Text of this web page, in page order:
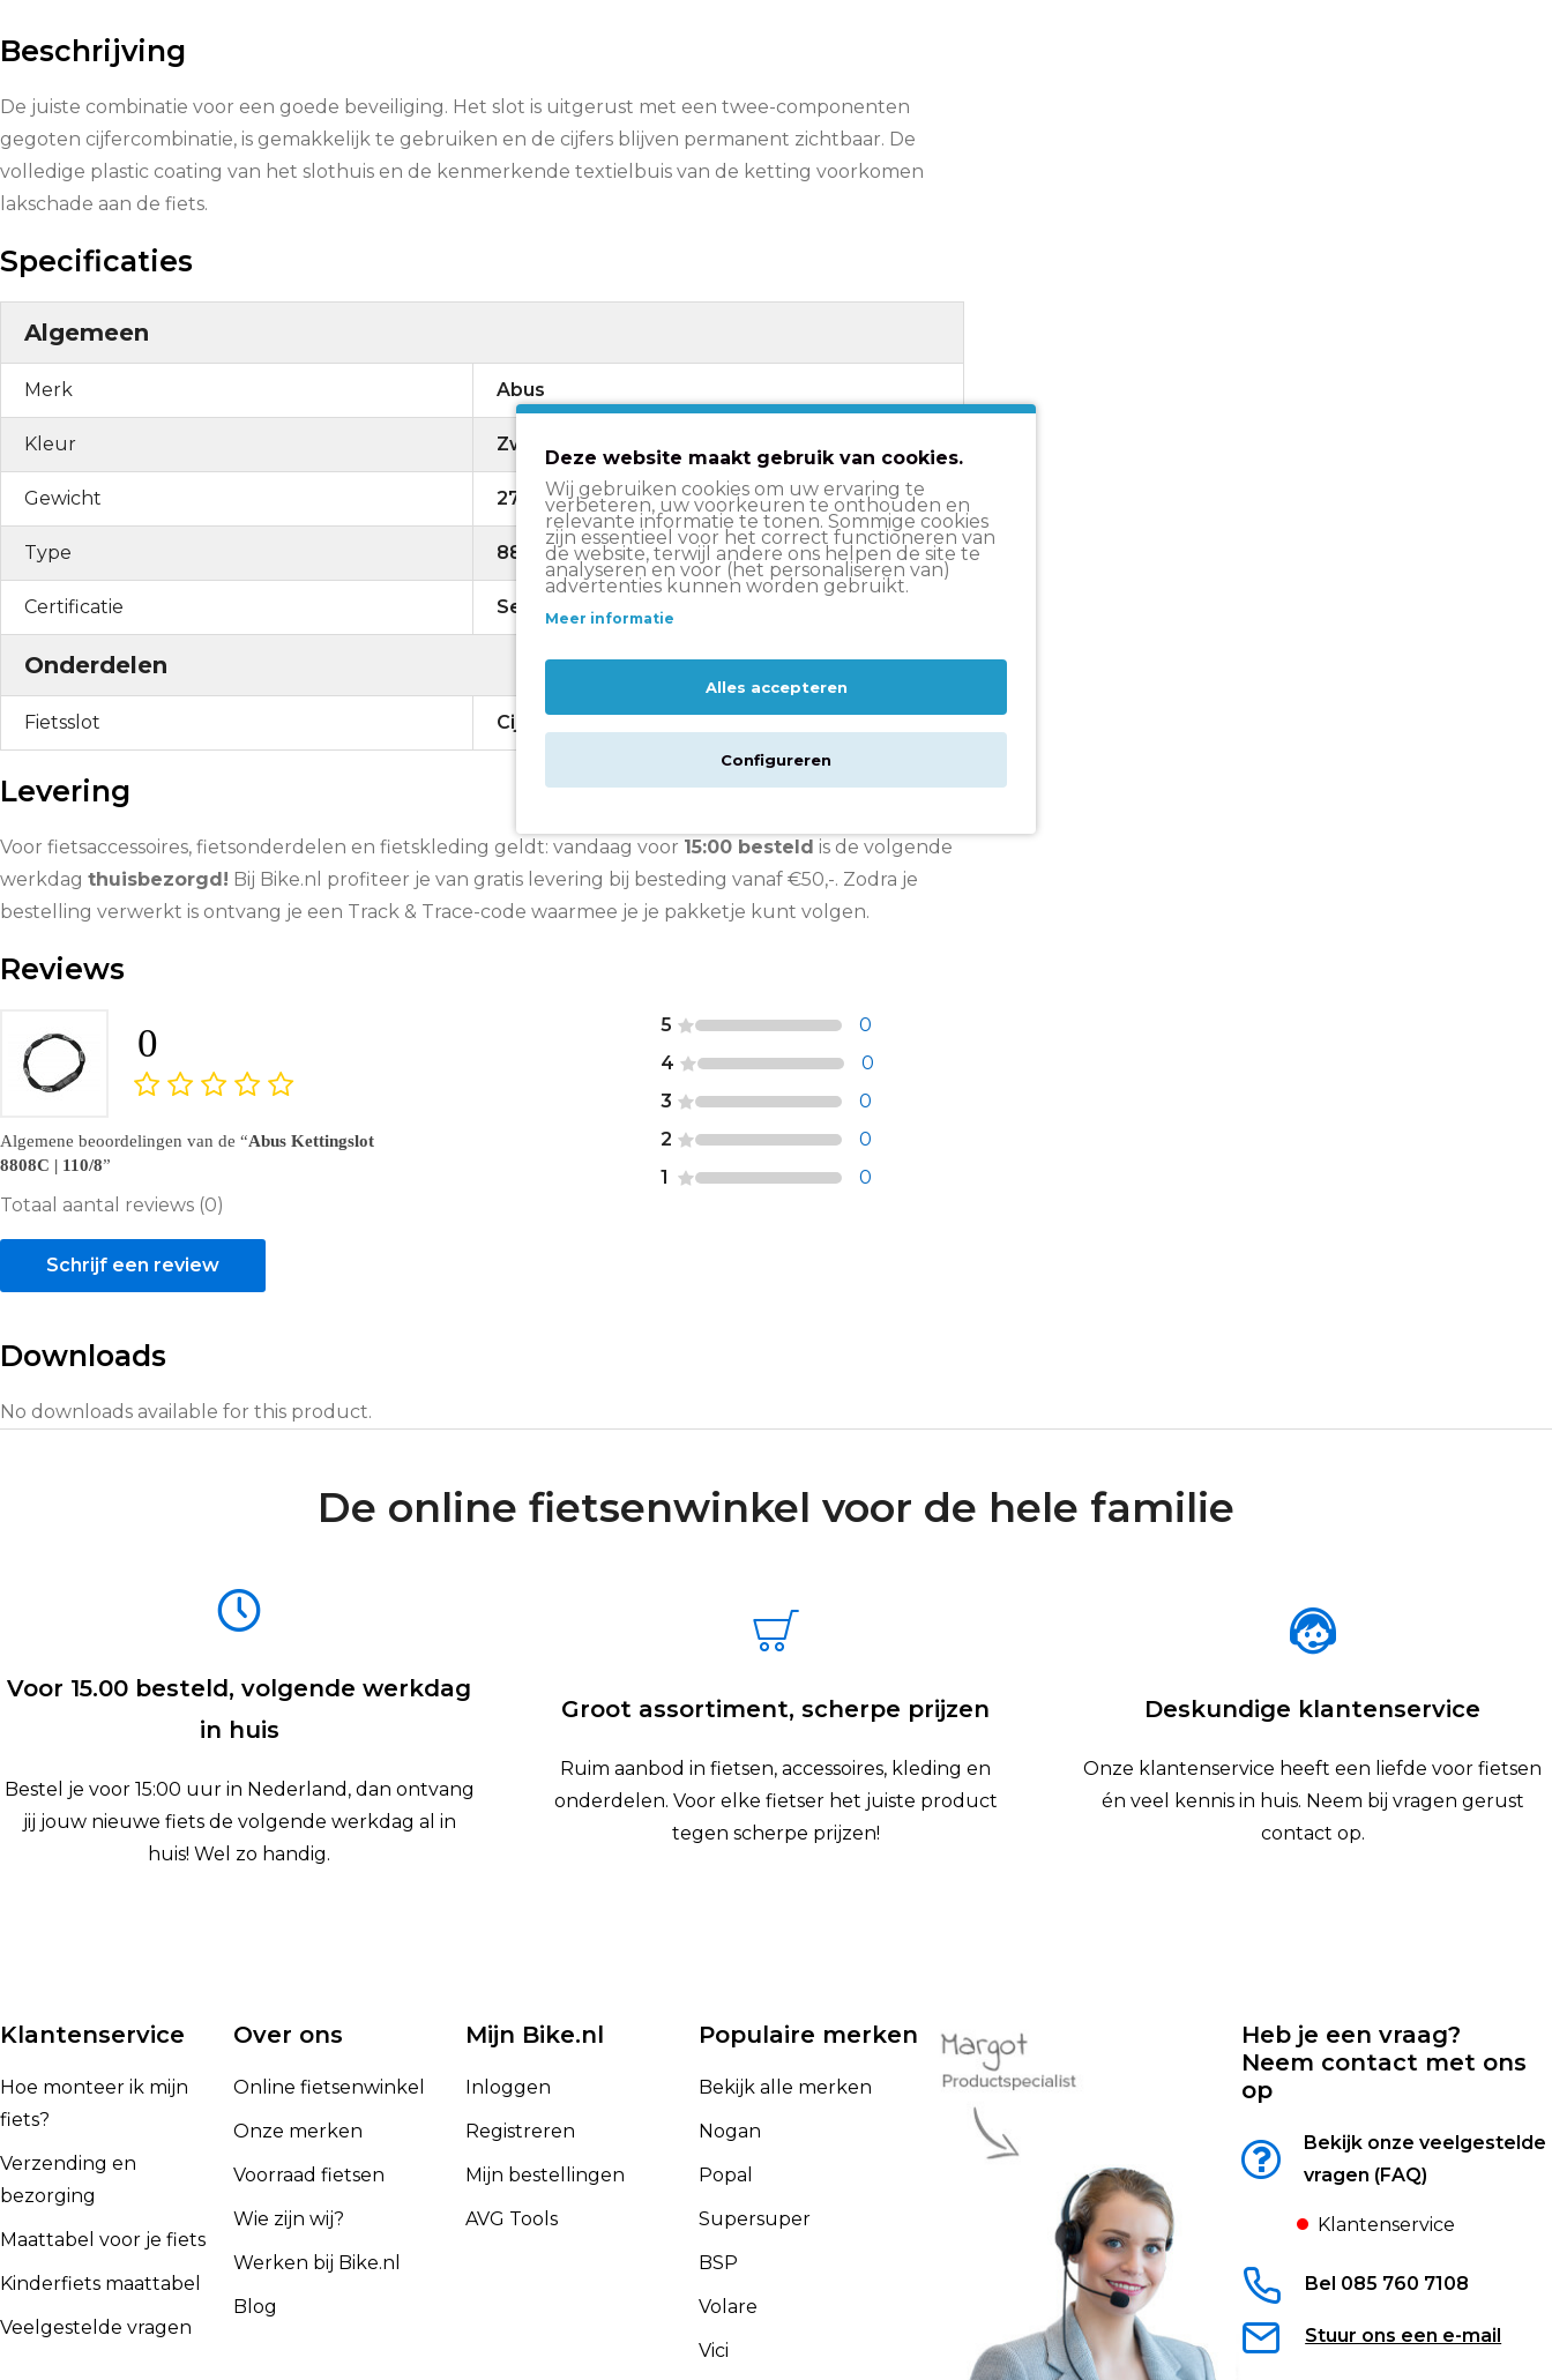
Beschrijving
De juiste combinatie voor een goede beveiliging. Het slot is uitgerust met een twee-componenten
gegoten cijfercombinatie, is gemakkelijk te gebruiken en de cijfers blijven permanent zichtbaar. De
volledige plastic coating van het slothuis en de kenmerkende textielbuis van de ketting voorkomen
lakschade aan de fiets.
Specificaties
Algemeen
Merk Abus
Kleur Zwart
Gewicht 2766 gram
Type 8808C
Certificatie Security level: 9
Onderdelen
Fietsslot Cijferslot
Levering
Voor fietsaccessoires, fietsonderdelen en fietskleding geldt: vandaag voor 15:00 besteld is de volgende
werkdag thuisbezorgd! Bij Bike.nl profiteer je van gratis levering bij besteding vanaf €50,-. Zodra je
bestelling verwerkt is ontvang je een Track & Trace-code waarmee je je pakketje kunt volgen.
Reviews
0
Algemene beoordelingen van de
Abus Kettingslot
8808C | 110/8
Totaal aantal reviews (0)
5
0
4
0
3
0
2
0
1
0
Schrijf een review
Downloads
No downloads available for this product.
De online fietsenwinkel voor de hele familie
Voor 15.00 besteld, volgende werkdag
in huis
Bestel je voor 15:00 uur in Nederland, dan ontvang
jij jouw nieuwe fiets de volgende werkdag al in
huis! Wel zo handig.
Groot assortiment, scherpe prijzen
Ruim aanbod in fietsen, accessoires, kleding en
onderdelen. Voor elke fietser het juiste product
tegen scherpe prijzen!
Deskundige klantenservice
Onze klantenservice heeft een liefde voor fietsen
én veel kennis in huis. Neem bij vragen gerust
contact op.
Klantenservice
Hoe monteer ik mijn
fiets?
Verzending en
bezorging
Maattabel voor je fiets
Kinderfiets maattabel
Veelgestelde vragen
Over ons
Online fietsenwinkel
Onze merken
Voorraad fietsen
Wie zijn wij?
Werken bij Bike.nl
Blog
Mijn Bike.nl
Inloggen
Registreren
Mijn bestellingen
AVG Tools
Populaire merken
Bekijk alle merken
Nogan
Popal
Supersuper
BSP
Volare
Vici
Heb je een vraag?
Neem contact met ons
op
Bekijk onze veelgestelde
vragen (FAQ)
Klantenservice
Bel 085 760 7108
Stuur ons een e-mail
Deze website maakt gebruik van cookies.
Wij gebruiken cookies om uw ervaring te
verbeteren, uw voorkeuren te onthouden en
relevante informatie te tonen. Sommige cookies
zijn essentieel voor het correct functioneren van
de website, terwijl andere ons helpen de site te
analyseren en voor (het personaliseren van)
advertenties kunnen worden gebruikt.
Meer informatie
Alles accepteren
Configureren